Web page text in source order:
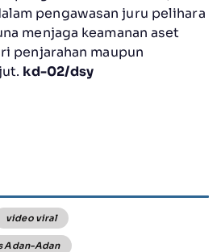
pengawasan juru pelihara
menjaga keamanan aset
penjarahan maupun
kd-02/dsy
video viral
Adan-Adan